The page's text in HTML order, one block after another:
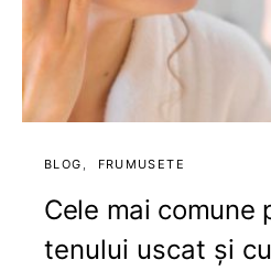
BLOG FRUMUSETE
Cele mai comune
tenului uscat și